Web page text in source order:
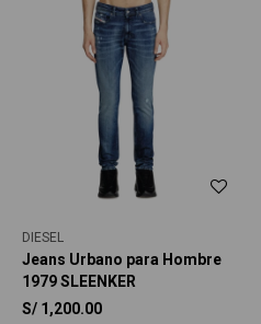
DIESEL
Jeans Urbano para Hombre
1979 SLEENKER
S/ 1,200.00